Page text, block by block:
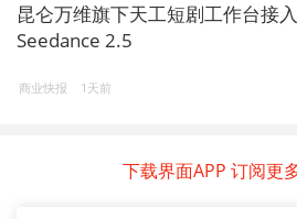
昆仑万维旗下天工短剧工作台接入
Seedance 2.5
商业快报 1天前
下载界面APP 订阅更